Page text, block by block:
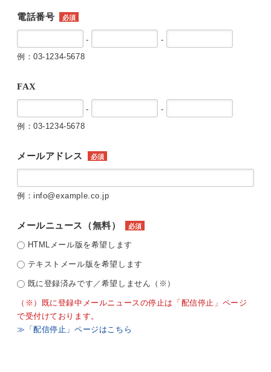
電話番号 必須
-
-
例：03-1234-5678
FAX
-
-
例：03-1234-5678
メールアドレス 必須
例：info@example.co.jp
メールニュース（無料） 必須
HTMLメール版を希望します
テキストメール版を希望します
既に登録済みです／希望しません（※）
（※）既に登録中メールニュースの停止は「配信停止」ページ
で受付けております。
≫「配信停止」ページはこちら